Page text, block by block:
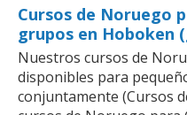
Cursos de Noruego
grupos en Hoboken
Nuestros cursos de
disponibles para
conjuntamente (Cursos